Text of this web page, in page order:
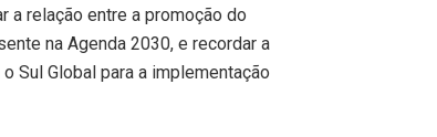
a relação entre a promoção do
na Agenda 2030, e recordar a
Sul Global para a implementação